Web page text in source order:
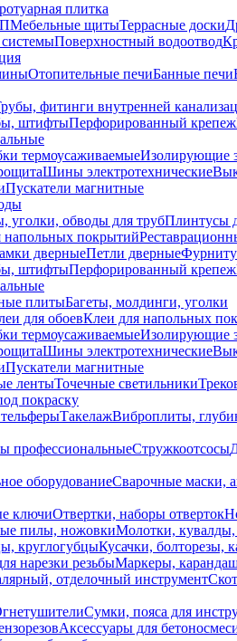
плитка
Мебельные щитыТеррасные доски
Поверхностный водоотвод
Отопительные печиБанные печи
фитинги внутренней
штифтыПерфорированный крепеж
термоусаживаемыеИзолирующие
Шины электротехнические
Пускатели магнитные
уголки, обводы для трубПлинтусы
напольных покрытий
дверныеПетли дверные
штифтыПерфорированный крепеж
плитыБагеты, молдинги, уголки
для обоевКлеи для напольных
термоусаживаемыеИзолирующие
Шины электротехнические
Пускатели магнитные
лентыТочечные светильники
покраску
ТакелажВиброплиты,
профессиональныеСтружкоотсосы
оборудованиеСварочные маски,
ключиОтвертки, наборы отверток
пилы, ножовкиМолотки,
круглогубцыКусачки, болторезы,
нарезки резьбыМаркеры,
отделочный инструмент
Сумки, пояса для
Аксессуары для